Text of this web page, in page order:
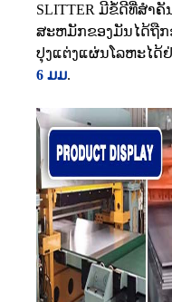
SLITTER ມີຂໍ້ດີທີ່ສໍາຄັ
ສະຫມັກຂອງມັນໄດ້ຖື
ປຸງແຕ່ງແຜ່ນໂລຫະໄດ້
6 ມມ.